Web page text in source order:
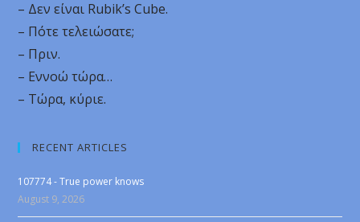
– Δεν είναι Rubik’s Cube.
– Πότε τελειώσατε;
– Πριν.
– Εννοώ τώρα…
– Τώρα, κύριε.
RECENT ARTICLES
107774 - True power knows
August 9, 2026